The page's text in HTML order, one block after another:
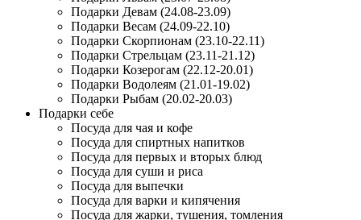
Подарки Девам (24.08-23.09)
Подарки Весам (24.09-22.10)
Подарки Скорпионам (23.10-22.11)
Подарки Стрельцам (23.11-21.12)
Подарки Козерогам (22.12-20.01)
Подарки Водолеям (21.01-19.02)
Подарки Рыбам (20.02-20.03)
Подарки себе
Посуда для чая и кофе
Посуда для спиртных напитков
Посуда для первых и вторых блюд
Посуда для суши и риса
Посуда для выпечки
Посуда для варки и кипячения
Посуда для жарки, тушения, томления